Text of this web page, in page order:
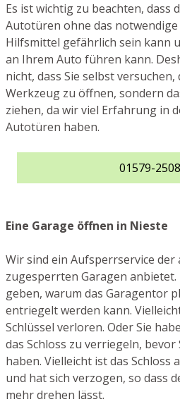
Es ist wichtig zu beachten, dass
Autotüren ohne das
Hilfsmittel gefährlich sein kann
an Ihrem Auto führen kann.
nicht, dass Sie selbst
Werkzeug zu öffnen, sondern
ziehen, da wir viel Erfahrung in
Autotüren haben.
01579-
Eine Garage öffnen in Nieste
Wir sind ein Aufsperrservice
zugesperrten Garagen anbietet.
geben, warum das Garagentor
entriegelt werden kann.
Schlüssel verloren. Oder Sie
das Schloss zu verriegeln, bevor
haben. Vielleicht ist das
und hat sich verzogen, so dass
mehr drehen lässt.